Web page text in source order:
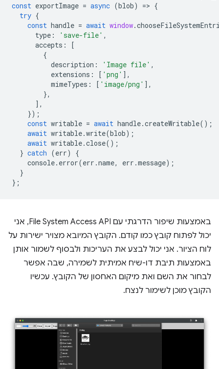
const exportImage = async (blob) => {
try {
const handle = await window.
type : 'save-file' ,
accepts :
[
{
description : 'Image file' ,
extensions : [ 'png' ],
mimeTypes : [ 'image/png' ],
},
],
});
const writable = await handle.createWritable();
await writable.write(blob);
await writable.close();
} catch (err)
{
console. error(err .name, err .message);
}
};
באמצעות שיפור הדרגתי עם File System Access API, אני
יכול לפתוח קובץ כמו קודם. הקובץ המיובא מצויר ישירות על
לוח הציור. אני יכול לבצע את העריכות ולבסוף לשמור אותן
באמצעות תיבת דו-שיח אמיתית לשמירה, שבה אפשר
לבחור את השם ואת מיקום האחסון של הקובץ. עכשיו
הקובץ מוכן לשימור לנצח.